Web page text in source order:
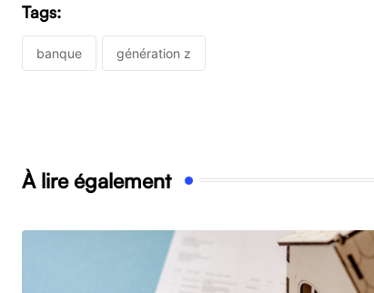
Tags:
banque génération z
À lire également